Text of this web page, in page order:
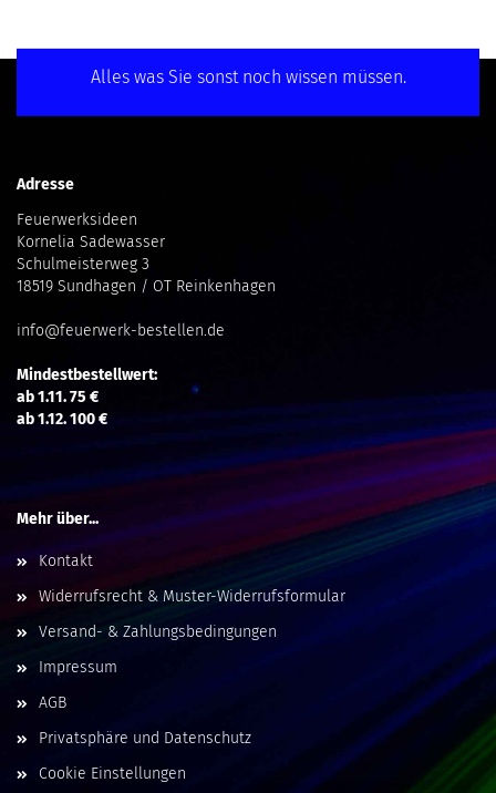
Alles was Sie sonst noch wissen müssen.
Adresse
Feuerwerksideen
Kornelia Sadewasser
Schulmeisterweg 3
18519 Sundhagen / OT Reinkenhagen
info@feuerwerk-bestellen.de
Mindestbestellwert:
ab 1.11. 75 €
ab 1.12. 100 €
Mehr über...
Kontakt
Widerrufsrecht & Muster-Widerrufsformular
Versand- & Zahlungsbedingungen
Impressum
AGB
Privatsphäre und Datenschutz
Cookie Einstellungen